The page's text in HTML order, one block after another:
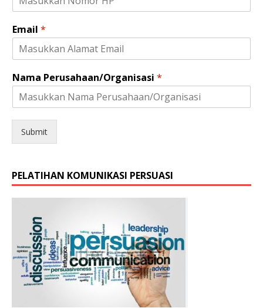
e
u
a
a
n
n
i
s
P
e
Email *
Nama Perusahaan/Organisasi *
Submit
PELATIHAN KOMUNIKASI PERSUASI